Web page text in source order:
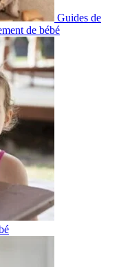
Guides de
de bébé